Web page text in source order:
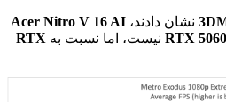
نشان دادند، Acer Nitro V 16 AI
RTX 5060 نیست، اما نسبت به RTX